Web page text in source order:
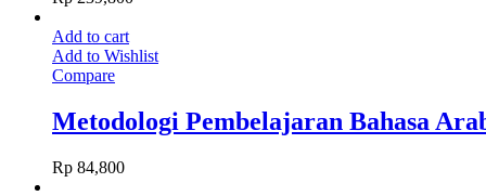
Add to cart
Add to Wishlist
Compare
Metodologi Pembelajaran Bahasa
Rp 84,800